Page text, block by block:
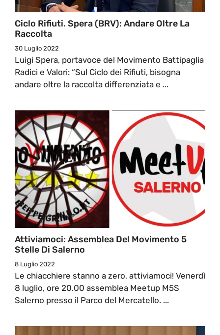
Ciclo Rifiuti. Spera (BRV): Andare Oltre La
Raccolta
30 Luglio 2022
Luigi Spera, portavoce del Movimento Battipaglia
Radici e Valori: “Sul Ciclo dei Rifiuti, bisogna
andare oltre la raccolta differenziata e ...
Attiviamoci: Assemblea Del Movimento 5
Stelle Di Salerno
8 Luglio 2022
Le chiacchiere stanno a zero, attiviamoci! Venerdì
8 luglio, ore 20.00 assemblea Meetup M5S
Salerno presso il Parco del Mercatello. ...